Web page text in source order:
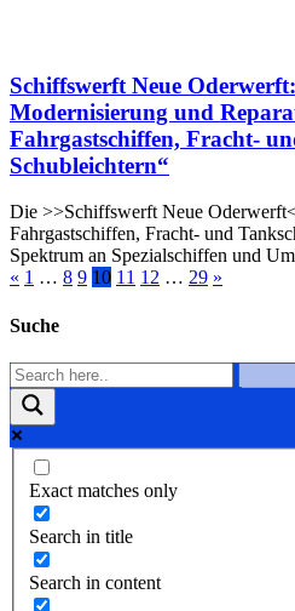
Schiffswerft Neue
Modernisierung und
Fahrgastschiffen, Fracht-
Schubleichtern“
Die >>Schiffswerft Neue
Fahrgastschiffen, Fracht- und
Spektrum an Spezialschiffen und
« 1 … 8 9 10 11 12 … 29 »
Suche
Exact matches only
Search in title
Search in content